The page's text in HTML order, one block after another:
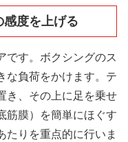
度を上げる
です。ボクシングのス
な負荷をかけます。テ
き、その上に足を乗せ
筋膜）を簡単にほぐす
たりを重点的に行いま